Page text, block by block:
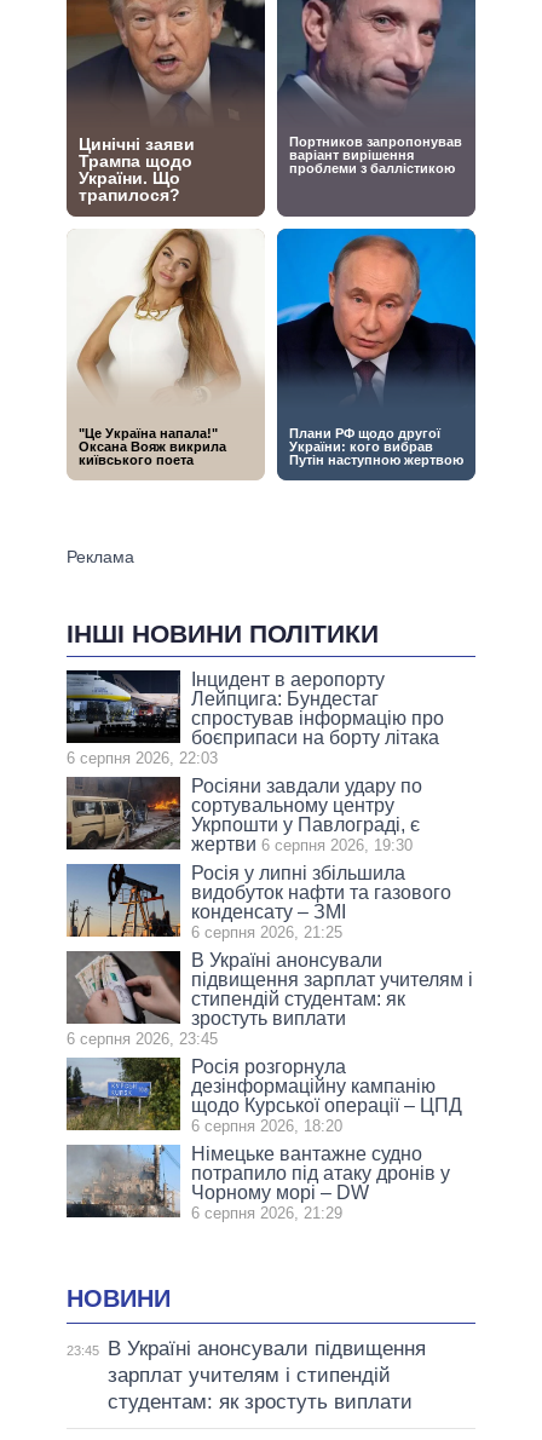
ІНШІ НОВИНИ ПОЛІТИКИ
Інцидент в аеропорту
Лейпцига: Бундестаг
спростував інформацію про
боєприпаси на борту літака
6 серпня 2026, 22:03
Росіяни завдали удару по
сортувальному центру
Укрпошти у Павлограді, є
жертви 6 серпня 2026, 19:30
Росія у липні збільшила
видобуток нафти та газового
конденсату – ЗМІ
6 серпня 2026, 21:25
В Україні анонсували
підвищення зарплат учителям і
стипендій студентам: як
зростуть виплати
6 серпня 2026, 23:45
Росія розгорнула
дезінформаційну кампанію
щодо Курської операції – ЦПД
6 серпня 2026, 18:20
Німецьке вантажне судно
потрапило під атаку дронів у
Чорному морі – DW
6 серпня 2026, 21:29
НОВИНИ
23:45
В Україні анонсували підвищення
зарплат учителям і стипендій
студентам: як зростуть виплати